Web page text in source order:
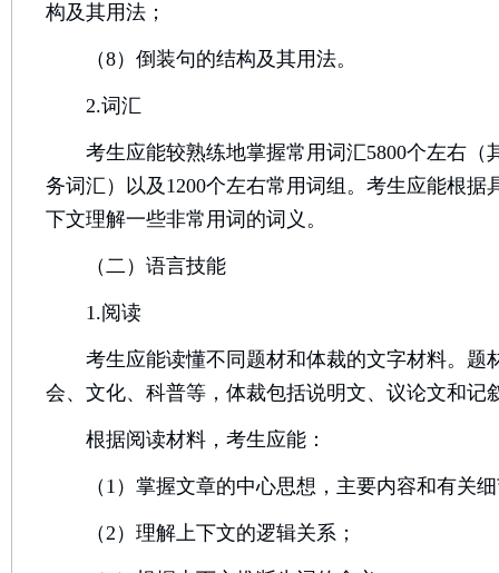
构及其用法；
（8）倒装句的结构及其用法。
2.词汇
考生应能较熟练地掌握常用词汇5800个左右（
务词汇）以及1200个左右常用词组。考生应能根据
下文理解一些非常用词的词义。
（二）语言技能
1.阅读
考生应能读懂不同题材和体裁的文字材料。题
会、文化、科普等，体裁包括说明文、议论文和记
根据阅读材料，考生应能：
（1）掌握文章的中心思想，主要内容和有关细
（2）理解上下文的逻辑关系；